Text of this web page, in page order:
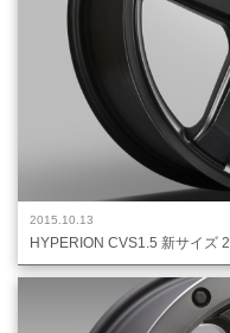
2015.10.13
HYPERION CVS1.5 新サイズ